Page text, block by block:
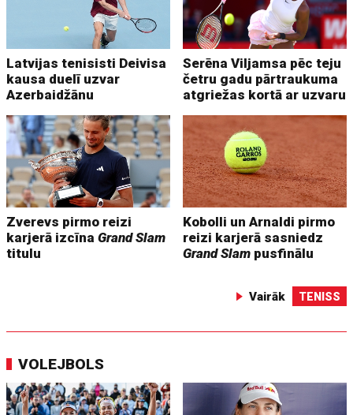
Latvijas tenisisti Deivisa
kausa duelī uzvar
Azerbaidžānu
Serēna Viljamsa pēc teju
četru gadu pārtraukuma
atgriežas kortā ar uzvaru
Zverevs pirmo reizi
karjerā izcīnaGrand Slam
titulu
Kobolli un Arnaldi pirmo
reizi karjerā sasniedz
Grand Slam pusfinālu
Vairāk TENISS
VOLEJBOLS